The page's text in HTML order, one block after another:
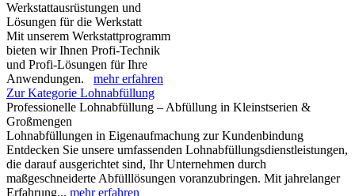
Werkstattausrüstungen und
Lösungen für die Werkstatt
Mit unserem Werkstattprogramm
bieten wir Ihnen Profi-Technik
und Profi-Lösungen für Ihre
Anwendungen. mehr erfahren
Zur Kategorie Lohnabfüllung
Professionelle Lohnabfüllung – Abfüllung in Kleinstserien &
Großmengen
Lohnabfüllungen in Eigenaufmachung zur Kundenbindung
Entdecken Sie unsere umfassenden Lohnabfüllungsdienstleistungen,
die darauf ausgerichtet sind, Ihr Unternehmen durch
maßgeschneiderte Abfülllösungen voranzubringen. Mit jahrelanger
Erfahrung... mehr erfahren